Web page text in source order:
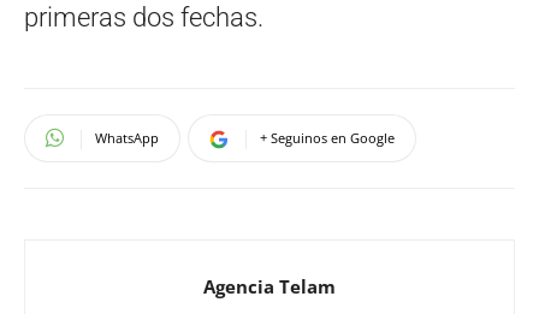
primeras dos fechas.
WhatsApp + Seguinos en Google
Agencia Telam